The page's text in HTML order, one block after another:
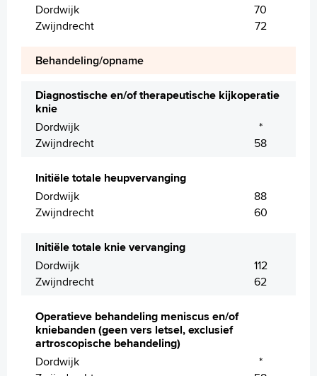
Dordwijk
70
Zwijndrecht
72
Behandeling/opname
Diagnostische en/of therapeutische kijkoperatie
knie
Dordwijk
*
Zwijndrecht
58
Initiële totale heupvervanging
Dordwijk
88
Zwijndrecht
60
Initiële totale knie vervanging
Dordwijk
112
Zwijndrecht
62
Operatieve behandeling meniscus en/of
kniebanden (geen vers letsel, exclusief
artroscopische behandeling)
Dordwijk
*